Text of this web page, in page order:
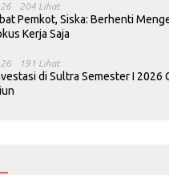
204 Lihat
Pemkot, Siska: Berhenti
Kerja Saja
191 Lihat
di Sultra Semester I 2026